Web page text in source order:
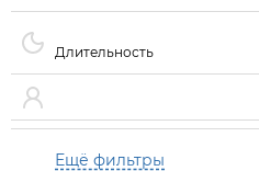
Длительность
Ещё фильтры